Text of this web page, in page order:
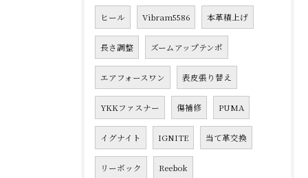
ヒール Vibram5586 本革積上げ
長さ調整 ズームアップテンポ
エアフォースワン 表皮張り替え
YKKファスナー 傷補修 PUMA
イグナイト IGNITE 当て革交換
リーボック Reebok